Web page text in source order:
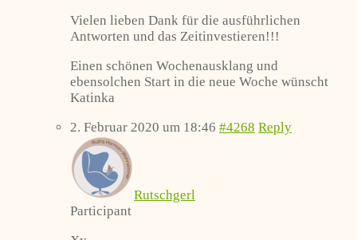
Vielen lieben Dank für die ausführlichen
Antworten und das Zeitinvestieren!!!
Einen schönen Wochenausklang und
ebensolchen Start in die neue Woche wünscht
Katinka
2. Februar 2020 um 18:46 #4268 Reply
Rutschgerl
Participant